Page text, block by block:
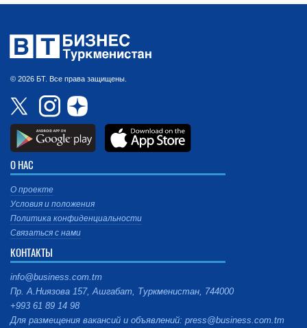
© 2026 БТ. Все права защищены.
О НАС
О проекте
Условия и положения
Политика конфиденциальности
Связаться с нами
КОНТАКТЫ
info@business.com.tm
Пр. А.Ниязова 157, Ашгабат, Туркменистан, 744000
+993 61 89 14 98
Для размещения вакансий и объявлений: press@business.com.tm